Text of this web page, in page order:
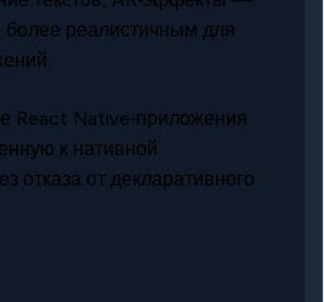
более реалистичным для
React Native‑приложения
к нативной
отказа от декларативного